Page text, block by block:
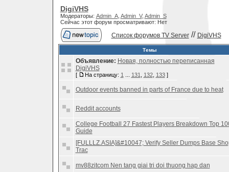
DigiVHS
Модераторы: Admin_A, Admin_V, Admin_S
Сейчас этот форум просматривают: Нет
Список форумов TV Server// DigiVHS
Темы
Объявление: Новая, полностью переписанная
DigiVHS
[ На страницу: 1 131 132, 133]
Outdoor events banned in parts of France due to heat
Reddit accounts
College Football 27 Fastest Players Breakdown Top
Guide
[FULLLZ.ASIA]&#10047; Verify Seller Dumps Base
Trac
mv88zitcom Nen tang giai tri doi thuong hap dan